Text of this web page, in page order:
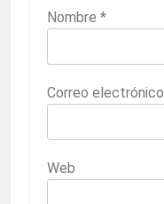
Nombre *
Correo electrónico
Web